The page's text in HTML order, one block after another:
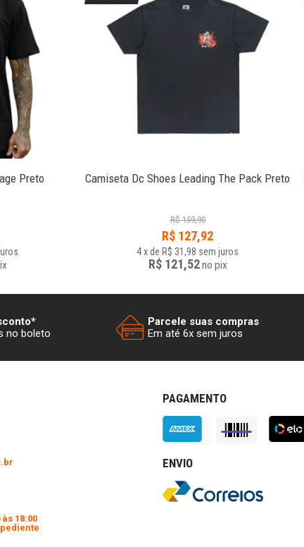
Preto Camiseta Dc Shoes Leading The Pack Preto
R$ 159,90
R$ 127,92
4xde R$ 31,98 sem juros
R$ 121,52no pix
no boleto
Parcele suas compras
Em até 6x sem juros
18:00
PAGAMENTO
ENVIO